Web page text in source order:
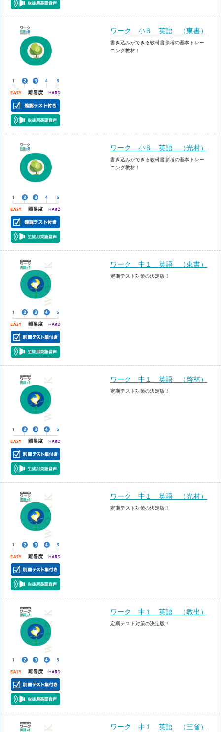
ワーク 小６ 英語 （東書）
書き込みができる教科書参考の基本トレー
ニング教材！
ワーク 小６ 英語 （光村）
書き込みができる教科書参考の基本トレー
ニング教材！
ワーク 中１ 英語 （東書）
定期テスト対策の決定版！
ワーク 中１ 英語 （啓林）
定期テスト対策の決定版！
ワーク 中１ 英語 （光村）
定期テスト対策の決定版！
ワーク 中１ 英語 （教出）
定期テスト対策の決定版！
ワーク 中１ 英語 （三省）